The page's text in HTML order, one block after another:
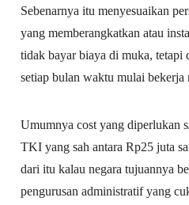
Sebenarnya itu menyesuaikan
yang memberangkatkan atau
tidak bayar biaya di muka, tetapi
setiap bulan waktu mulai bekerja
Umumnya cost yang diperlukan
TKI yang sah antara Rp25 juta
dari itu kalau negara tujuannya
pengurusan administratif yang